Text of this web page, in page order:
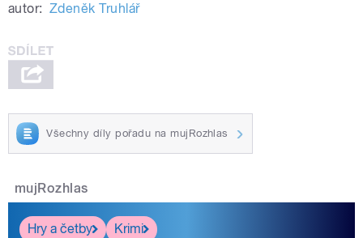
autor: Zdeněk Truhlář
Všechny díly pořadu na mujRozhlas
mujRozhlas
Hry a četby
Krimi